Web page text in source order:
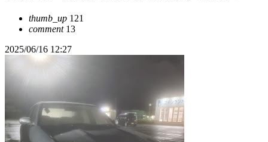
thumb_up 121
comment13
2025/06/16 12:27